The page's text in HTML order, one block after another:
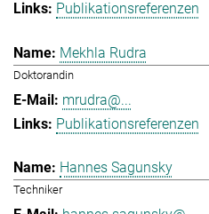
Publikationsreferenzen
Mekhla Rudra
Doktorandin
mrudra@...
Publikationsreferenzen
Hannes Sagunsky
Techniker